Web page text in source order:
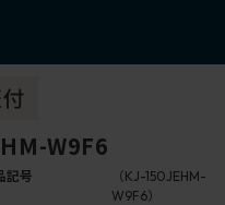
W9F6
記号
（KJ-150JEHM-
W9F6）